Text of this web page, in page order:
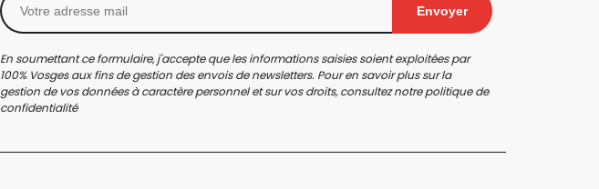
Envoyer
En soumettant ce formulaire, j'accepte que les informations saisies soient exploitées par
100% Vosges aux fins de gestion des envois de newsletters. Pour en savoir plus sur la
gestion de vos données à caractère personnel et sur vos droits, consultez notrepolitique de
confidentialité